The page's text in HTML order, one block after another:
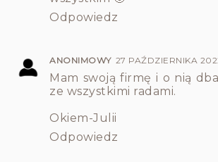
Odpowiedz
ANONIMOWY 27 PAŹDZIERNIKA
Mam swoją firmę i o nią
ze wszystkimi radami.
Okiem-Julii
Odpowiedz